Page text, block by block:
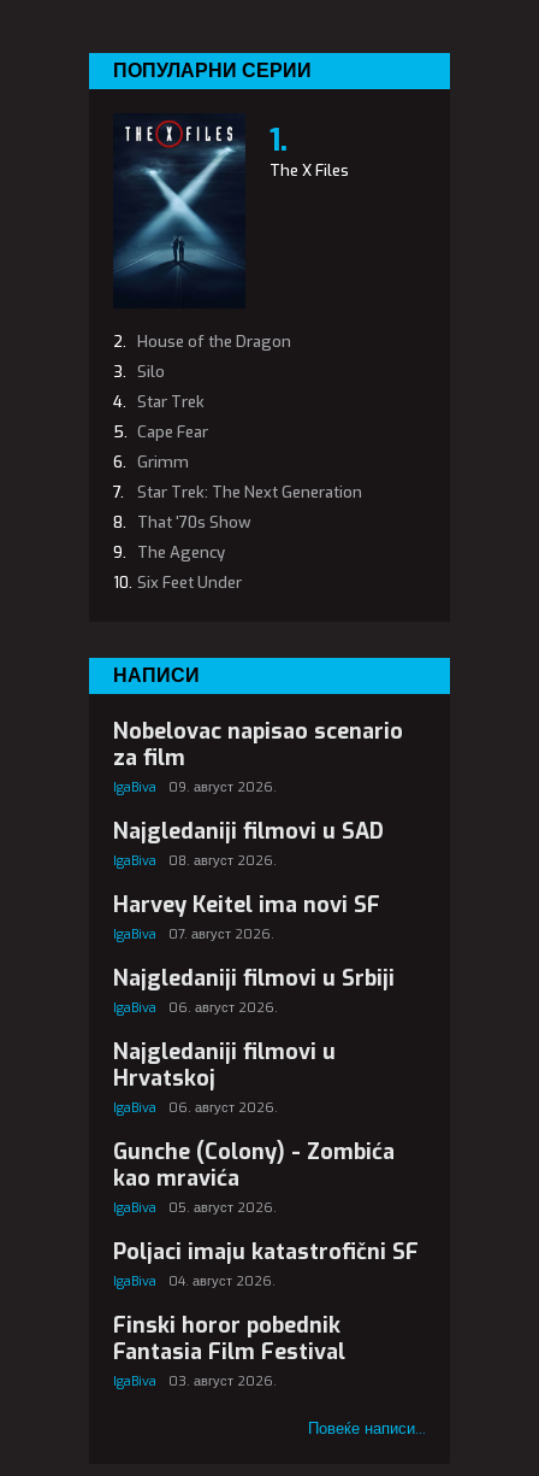
ПОПУЛАРНИ СЕРИИ
The X Files
House of the Dragon
Silo
Star Trek
Cape Fear
Grimm
Star Trek: The Next Generation
That '70s Show
The Agency
Six Feet Under
НАПИСИ
Nobelovac napisao scenario
za film
IgaBiva 09. август 2026.
Najgledaniji filmovi u SAD
IgaBiva 08. август 2026.
Harvey Keitel ima novi SF
IgaBiva 07. август 2026.
Najgledaniji filmovi u Srbiji
IgaBiva 06. август 2026.
Najgledaniji filmovi u
Hrvatskoj
IgaBiva 06. август 2026.
Gunche (Colony) - Zombića
kao mravića
IgaBiva 05. август 2026.
Poljaci imaju katastrofični SF
IgaBiva 04. август 2026.
Finski horor pobednik
Fantasia Film Festival
IgaBiva 03. август 2026.
Повеќе написи...